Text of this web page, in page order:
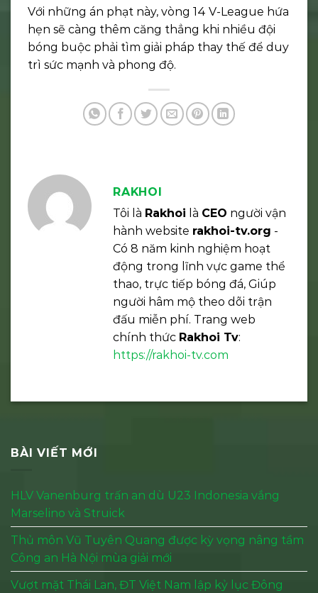
Với những án phạt này, vòng 14 V-League hứa
hẹn sẽ càng thêm căng thẳng khi nhiều đội
bóng buộc phải tìm giải pháp thay thế để duy
trì sức mạnh và phong độ.
RAKHOI
Tôi là Rakhoi là CEO người vận
hành website rakhoi-tv.org -
Có 8 năm kinh nghiệm hoạt
động trong lĩnh vực game thể
thao, trực tiếp bóng đá, Giúp
người hâm mộ theo dõi trận
đấu miễn phí. Trang web
chính thức Rakhoi Tv:
https://rakhoi-tv.com
BÀI VIẾT MỚI
HLV Vanenburg trấn an dù U23 Indonesia vắng
Marselino và Struick
Thủ môn Vũ Tuyên Quang được kỳ vọng nâng tầm
Công an Hà Nội mùa giải mới
Vượt mặt Thái Lan, ĐT Việt Nam lập kỷ lục Đông